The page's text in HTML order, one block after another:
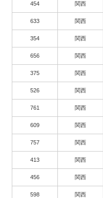
454 関西
633 関西
354 関西
656 関西
375 関西
526 関西
761 関西
609 関西
757 関西
413 関西
456 関西
598 関西